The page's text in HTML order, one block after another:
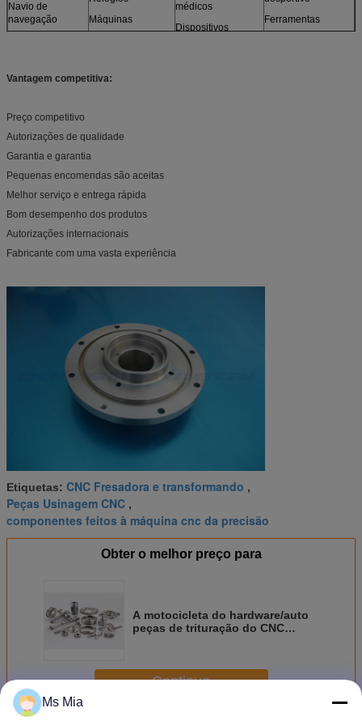
Navio de
navegação
Sensores
Máquinas
médicos
Dispositivos
Ferramentas
Vantagem competitiva:
Preço competitivo
Autorizações de qualidade
Garantia e garantia
Pequenas encomendas são aceitas
Melhor serviço e entrega rápida
Bom desempenho dos produtos
Autorizações internacionais
Fabricante com uma vasta experiência
Etiquetas: CNC Fresadora e transformando ,
Peças Usinagem CNC ,
componentes feitos à máquina cnc da precisão
Obter o melhor preço para
A motocicleta do hardware/auto
peças de trituração do CNC
Continue
Ms Mia